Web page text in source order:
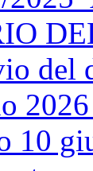
del
10